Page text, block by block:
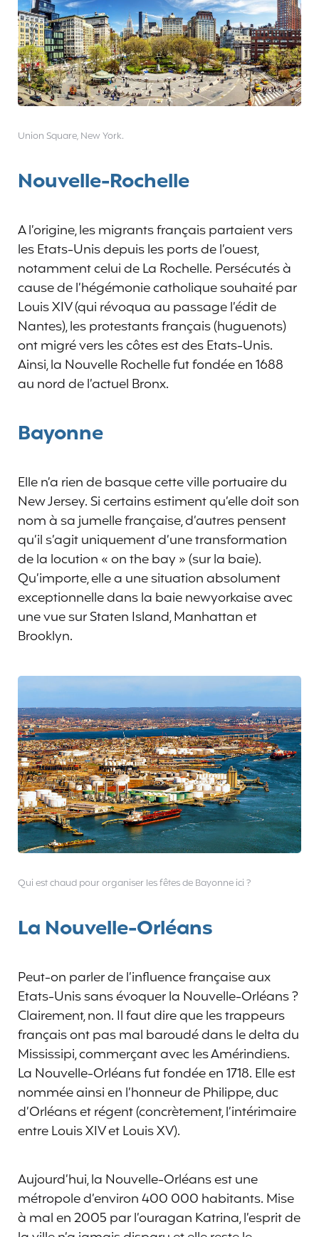
Union Square, New York.
Nouvelle-Rochelle
A l’origine, les migrants français partaient vers
les Etats-Unis depuis les ports de l’ouest,
notamment celui de La Rochelle. Persécutés à
cause de l’hégémonie catholique souhaité par
Louis XIV (qui révoqua au passage l’édit de
Nantes), les protestants français (huguenots)
ont migré vers les côtes est des Etats-Unis.
Ainsi, la Nouvelle Rochelle fut fondée en 1688
au nord de l’actuel Bronx.
Bayonne
Elle n’a rien de basque cette ville portuaire du
New Jersey. Si certains estiment qu’elle doit son
nom à sa jumelle française, d’autres pensent
qu’il s’agit uniquement d’une transformation
de la locution « on the bay » (sur la baie).
Qu’importe, elle a une situation absolument
exceptionnelle dans la baie newyorkaise avec
une vue sur Staten Island, Manhattan et
Brooklyn.
Qui est chaud pour organiser les fêtes de Bayonne ici ?
La Nouvelle-Orléans
Peut-on parler de l’influence française aux
Etats-Unis sans évoquer la Nouvelle-Orléans ?
Clairement, non. Il faut dire que les trappeurs
français ont pas mal baroudé dans le delta du
Mississipi, commerçant avec les Amérindiens.
La Nouvelle-Orléans fut fondée en 1718. Elle est
nommée ainsi en l’honneur de Philippe, duc
d’Orléans et régent (concrètement, l’intérimaire
entre Louis XIV et Louis XV).
Aujourd’hui, la Nouvelle-Orléans est une
métropole d’environ 400 000 habitants. Mise
à mal en 2005 par l’ouragan Katrina, l’esprit de